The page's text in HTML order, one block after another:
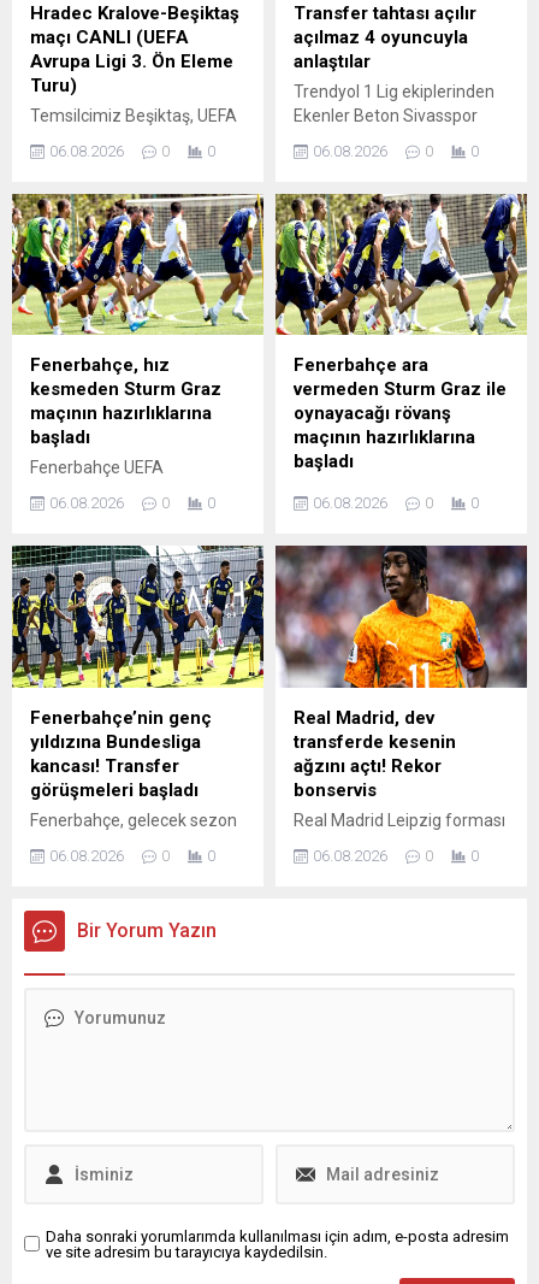
Hradec Kralove-Beşiktaş
maçı CANLI (UEFA
Avrupa Ligi 3. Ön Eleme
Turu)
Temsilcimiz Beşiktaş, UEFA
Turu ilk maçında
Hradec Kralove ile karşı
karşıya gelecek. Siyah-
beyazlılar bu kritik
mücadeleden avantajlı bir
skorla ayrılarak sahasında
oynayacağı rövanş maçı
öncesi moral bulmak istiyor.
Hradec Kralove-Beşiktaş
maçını haberimizden canlı
olarak takip edebilirsiniz...
06.08.2026 0 0
Transfer tahtası açılır
açılmaz 4 oyuncuyla
anlaştılar
Trendyol 1 Lig ekiplerinden
Ekenler Beton Sivasspor
yapılanması kapsamında
da Silva Burak Kapacak
Süleyman Özdamar ve Salih
Kavraz
06.08.2026 0 0
Fenerbahçe, hız
kesmeden Sturm Graz
maçının hazırlıklarına
başladı
Fenerbahçe UEFA
turu rövanşında 11 Ağustos
Sturm Graz ile yapacağı
mücadelenin hazırlıklarına
ara vermeden başladı
06.08.2026 0 0
Fenerbahçe ara
vermeden Sturm Graz ile
oynayacağı rövanş
maçının hazırlıklarına
başladı
günü deplasmanda Sturm
Şampiyonlar Ligi 3'üncü ön
eleme turu rövanş maçının
hazırlıklarına ara vermeden
başladı
06.08.2026 0 0
Fenerbahçe’nin genç
yıldızına Bundesliga
kancası! Transfer
görüşmeleri başladı
Fenerbahçe, gelecek sezon
sürdürürken sarı-
mevcut oyuncuların da
akıbeti merak ediliyor.
ekibinin, Fenerbahçe'nin
06.08.2026 0 0
Real Madrid, dev
transferde kesenin
ağzını açtı! Rekor
bonservis
Real Madrid Leipzig forması
transferinde mutlu sona
06.08.2026 0 0
Bir Yorum Yazın
Daha sonraki yorumlarımda kullanılması için adım, e-posta adresim
ve site adresim bu tarayıcıya kaydedilsin.